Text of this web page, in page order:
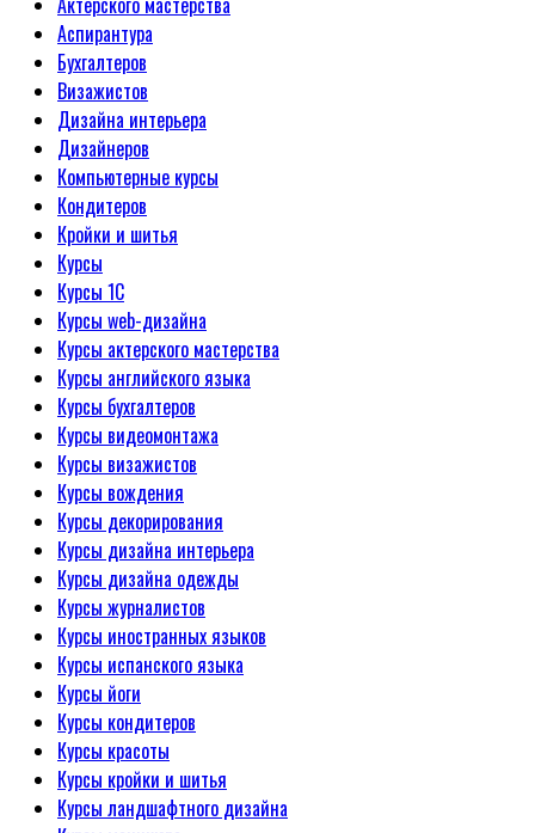
Аспирантура
Бухгалтеров
Визажистов
Дизайна интерьера
Дизайнеров
Компьютерные курсы
Кондитеров
Кройки и шитья
Курсы
Курсы 1С
Курсы web-дизайна
Курсы актерского мастерства
Курсы английского языка
Курсы бухгалтеров
Курсы видеомонтажа
Курсы визажистов
Курсы вождения
Курсы декорирования
Курсы дизайна интерьера
Курсы дизайна одежды
Курсы журналистов
Курсы иностранных языков
Курсы испанского языка
Курсы йоги
Курсы кондитеров
Курсы красоты
Курсы кройки и шитья
Курсы ландшафтного дизайна